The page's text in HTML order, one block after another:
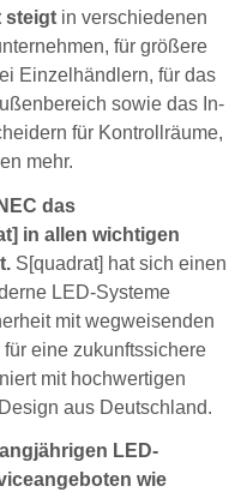
steigt in verschiedenen
für größere
Einzelhändlern, für das
sowie das In-
für Kontrollräume,
mehr.
das
in allen wichtigen
S[quadrat] hat sich einen
LED-Systeme
mit wegweisenden
eine zukunftssichere
mit hochwertigen
aus Deutschland.
LED-
wie